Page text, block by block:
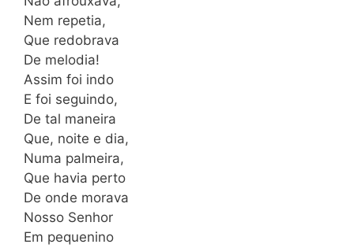
Nem repetia,
Que redobrava
De melodia!
Assim foi indo
E foi seguindo,
De tal maneira
Que, noite e dia,
Numa palmeira,
Que havia perto
De onde morava
Nosso Senhor
Em pequenino